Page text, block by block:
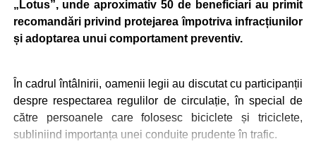
„Lotus”, unde aproximativ 50 de beneficiari au primit
recomandări privind protejarea împotriva infracțiunilor
și adoptarea unui comportament preventiv.
În cadrul întâlnirii, oamenii legii au discutat cu participanții
despre respectarea regulilor de circulație, în special de
către persoanele care folosesc biciclete și triciclete,
subliniind importanța unei conduite prudente în trafic.